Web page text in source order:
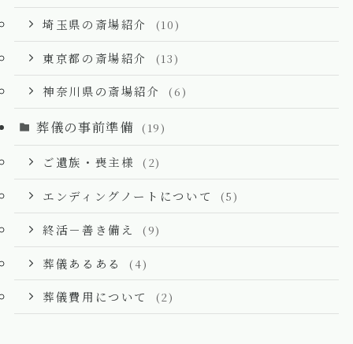
埼玉県の斎場紹介 (10)
東京都の斎場紹介 (13)
神奈川県の斎場紹介 (6)
葬儀の事前準備 (19)
ご遺族・喪主様 (2)
エンディングノートについて (5)
終活－善き備え (9)
葬儀あるある (4)
葬儀費用について (2)